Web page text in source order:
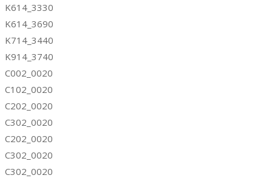
K614_3330
K614_3690
K714_3440
K914_3740
C002_0020
C102_0020
C202_0020
C302_0020
C202_0020
C302_0020
C302_0020